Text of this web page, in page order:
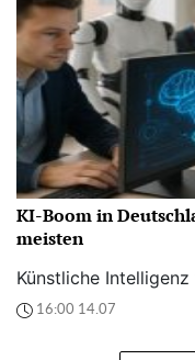
KI-Boom in
meisten
Künstliche
16:00 14.07